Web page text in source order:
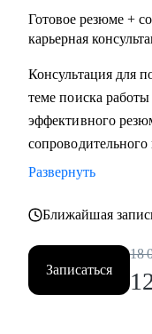
• продажи
• маркетинг и PR
• медицина
• образование
• производство
• ветераны СВО
сильных сторон как
Готовое резюме +
карьерная
Консультация для
теме поиска
эффективного
сопроводительного
Развернуть
Ближайшая
Записаться
18